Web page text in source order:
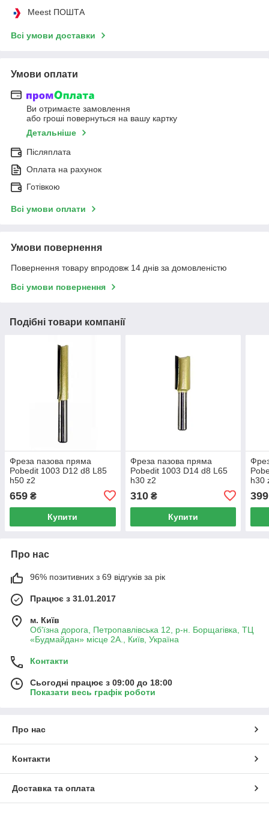
Meest ПОШТА
Всі умови доставки
Умови оплати
Ви отримаєте замовлення
або гроші повернуться на вашу картку
Детальніше
Післяплата
Оплата на рахунок
Готівкою
Всі умови оплати
Умови повернення
Повернення товару впродовж 14 днів за домовленістю
Всі умови повернення
Подібні товари компанії
Фреза пазова пряма
Pobedit 1003 D12 d8 L85
h50 z2
659 ₴
Купити
Фреза пазова пряма
Pobedit 1003 D14 d8 L65
h30 z2
310₴
Купити
h30
399
Про нас
96% позитивних з 69 відгуків за рік
Працює з 31.01.2017
м. Київ
Об'їзна дорога, Петропавлівська 12, р-н. Борщагівка, ТЦ
«Будмайдан» місце 2А., Київ, Україна
Контакти
Сьогодні працює з 09:00 до 18:00
Показати весь графік роботи
Про нас
Контакти
Доставка та оплата